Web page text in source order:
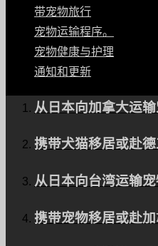
带宠物旅行
宠物运输程序。
宠物健康与护理
通知和更新
从日本向加拿大运
携带犬猫移居或赴
从日本向台湾运输
携带宠物移居或赴